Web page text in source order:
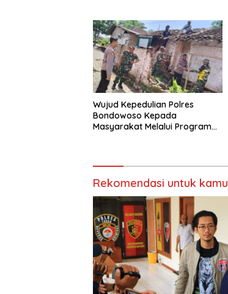
Wujud Kepedulian Polres
Bondowoso Kepada
Masyarakat Melalui Program
Rekomendasi untuk kamu